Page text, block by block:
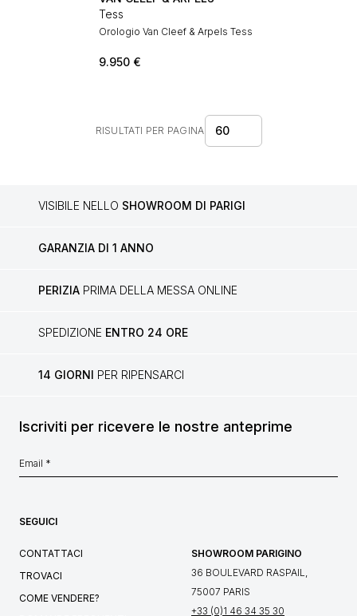
Tess
Orologio Van Cleef & Arpels Tess
9.950 €
RISULTATI PER PAGINA 60
VISIBILE NELLO SHOWROOM DI PARIGI
GARANZIA DI 1 ANNO
PERIZIA PRIMA DELLA MESSA ONLINE
SPEDIZIONE ENTRO 24 ORE
14 GIORNI PER RIPENSARCI
Iscriviti per ricevere le nostre anteprime
SEGUICI
CONTATTACI
TROVACI
COME VENDERE?
SHOWROOM PARIGINO
36 BOULEVARD RASPAIL,
75007 PARIS
+33 (0)1 46 34 35 30